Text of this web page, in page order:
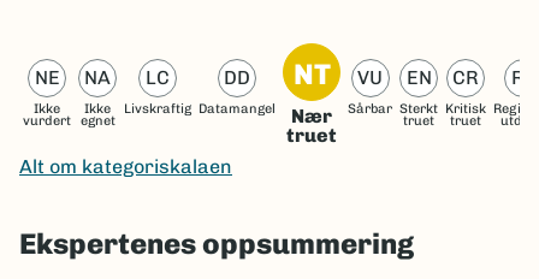
NE
Ikke
vurdert
NA
Ikke
egnet
LC
Livskraftig
DD
Datamangel
NT
Nær
truet
VU
Sårbar
EN
Sterkt
truet
CR
Kritisk
truet
RE
Alt om kategoriskalaen
Ekspertenes oppsummering